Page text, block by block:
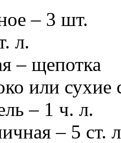
– 3 шт.
л.
– щепотка
или сухие
– 1 ч. л.
– 5 ст.